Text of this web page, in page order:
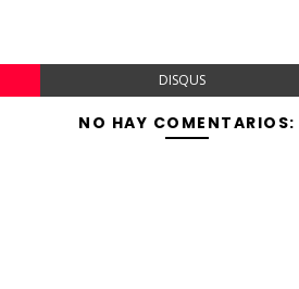
DISQUS
NO HAY COMENTARIOS: